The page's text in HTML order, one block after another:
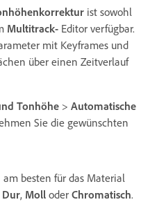
ist sowohl
Multitrack- Editor verfügbar.
mit Keyframes und
über einen Zeitverlauf
Tonhöhe > Automatische
Sie die gewünschten
besten für das Material
Dur, Moll oder Chromatisch.